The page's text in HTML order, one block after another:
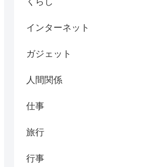
インターネット
ガジェット
人間関係
仕事
旅行
行事